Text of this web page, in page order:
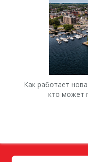
Как работает
кто может